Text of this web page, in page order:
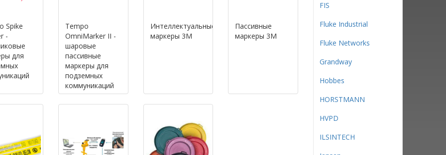
Spike
-
для
Tempo
OmniMarker II -
шаровые
пассивные
маркеры для
подземных
коммуникаций
Интеллектуальные
маркеры 3M
Пассивные
маркеры 3M
FIS
Fluke Industrial
Fluke Networks
Grandway
Hobbes
HORSTMANN
HVPD
ILSINTECH